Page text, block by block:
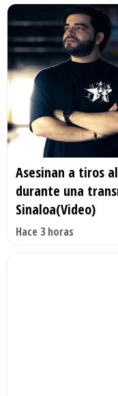
Asesinan a tiros
durante una
Sinaloa(Video)
Hace 3 horas